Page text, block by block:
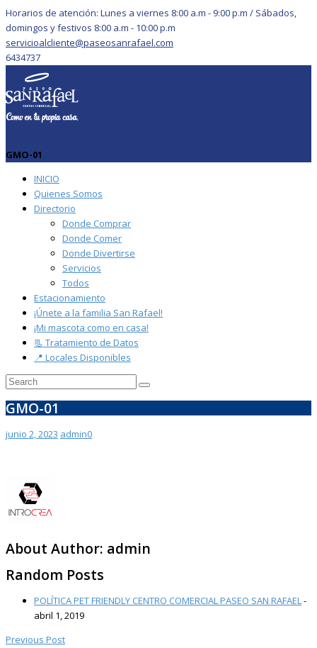
Horarios de atención: Lunes a viernes 8:00 a.m - 9:00 p.m / Sábados,
domingos y festivos 8:00 a.m - 10:00 p.m
servicioalcliente@paseosanrafael.com
6434737
GMO-01
INICIO
Quienes Somos
Directorio
Donde Comprar
Donde Comer
Donde Divertirse
Servicios
Todos
Estacionamiento
¡Únete a la familia San Rafael!
¡Mi mascota como en casa!
📃 Tratamiento de Datos
📍 Locales Disponibles
GMO-01
junio 2, 2023 admin0
About Author: admin
Random Posts
POLÍTICA PET FRIENDLY CENTRO COMERCIAL PASEO SAN RAFAEL-
abril 1, 2019
Previous Post